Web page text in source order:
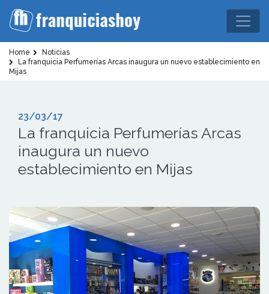
Home
Noticias
La franquicia Perfumerías Arcas inaugura un nuevo establecimiento en
Mijas
23/03/17
La franquicia Perfumerías Arcas
inaugura un nuevo
establecimiento en Mijas